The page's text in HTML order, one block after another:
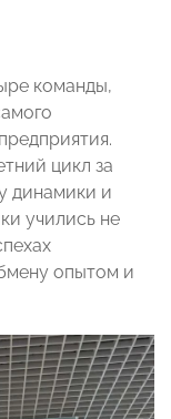
команды,
цикл за
динамики и
учились не
опытом и